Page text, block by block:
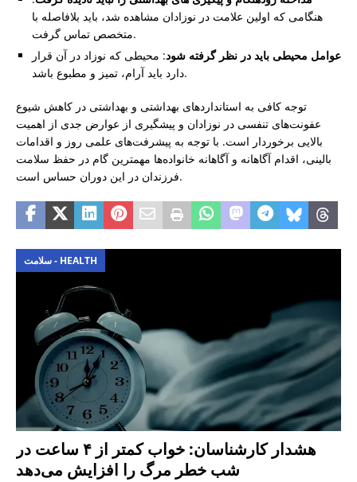
هنگامی که اولین علامت در نوزادان مشاهده شد، باید بلافاصله با
متخصص تماس گرفت.
عوامل محیطی باید در نظر گرفته شود: محیطی که نوزاد در آن قرار
دارد باید آرام، تمیز و مطبوع باشد.
توجه کافی به استانداردهای بهداشتی و بهداشتی در کاهش شیوع
عفونت‌های تنفسی در نوزادان و پیشگیری از عوارض جدی از اهمیت
بالایی برخوردار است. با توجه به پیشرفت‌های علمی روز و اقدامات
بالینی، اقدام آگاهانه و آگاهانه خانواده‌ها مهمترین گام در حفظ سلامت
فرزندان در این دوران حساس است.
سلامت - HEALTH
هشدار کارشناسان: خواب کمتر از ۴ ساعت در
شب خطر مرگ را افزایش می‌دهد